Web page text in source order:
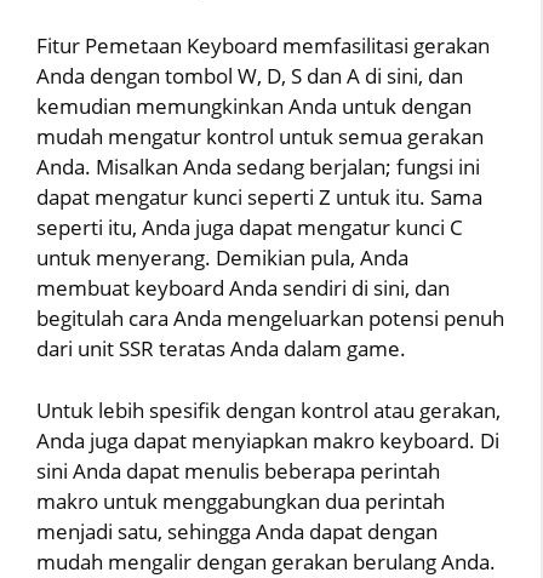
Fitur Pemetaan Keyboard memfasilitasi gerakan
Anda dengan tombol W, D, S dan A di sini, dan
kemudian memungkinkan Anda untuk dengan
mudah mengatur kontrol untuk semua gerakan
Anda. Misalkan Anda sedang berjalan; fungsi ini
dapat mengatur kunci seperti Z untuk itu. Sama
seperti itu, Anda juga dapat mengatur kunci C
untuk menyerang. Demikian pula, Anda
membuat keyboard Anda sendiri di sini, dan
begitulah cara Anda mengeluarkan potensi penuh
dari unit SSR teratas Anda dalam game.
Untuk lebih spesifik dengan kontrol atau gerakan,
Anda juga dapat menyiapkan makro keyboard. Di
sini Anda dapat menulis beberapa perintah
makro untuk menggabungkan dua perintah
menjadi satu, sehingga Anda dapat dengan
mudah mengalir dengan gerakan berulang Anda.